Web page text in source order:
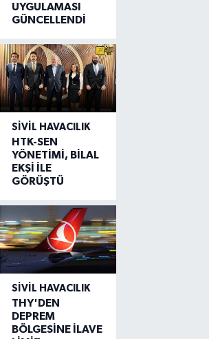
UYGULAMASI
GÜNCELLENDİ
SIVIL HAVACILIK
HTK-SEN
YÖNETİMİ, BİLAL
EKŞİ İLE
GÖRÜŞTÜ
SIVIL HAVACILIK
THY'DEN
DEPREM
BÖLGESİNE İLAVE